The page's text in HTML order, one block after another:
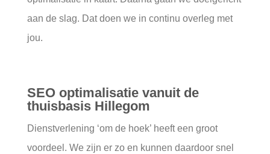
aan de slag. Dat doen we in continu overleg met
jou.
SEO optimalisatie vanuit de
thuisbasis Hillegom
Dienstverlening ‘om de hoek’ heeft een groot
voordeel. We zijn er zo en kunnen daardoor snel